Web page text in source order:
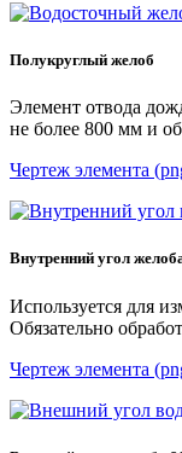
Полукруглый желоб
Элемент отвода
не более 800 мм и
Чертеж элемента
Внутренний угол
Используется для
Обязательно
Чертеж элемента